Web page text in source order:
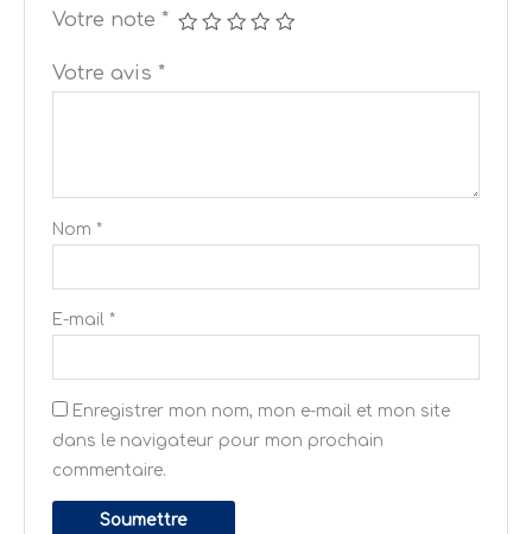
Votre note *
Votre avis *
Nom *
E-mail *
Enregistrer mon nom, mon e-mail et mon site
dans le navigateur pour mon prochain
commentaire.